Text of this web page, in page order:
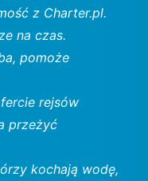
z Charter.pl.
na czas.
pomoże
rejsów
przeżyć
kochają wodę,